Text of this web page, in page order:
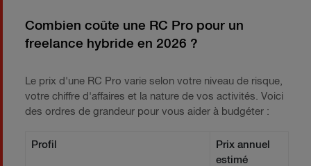
Combien coûte une RC Pro pour un
freelance hybride en 2026 ?
Le prix d'une RC Pro varie selon votre niveau de risque,
votre chiffre d'affaires et la nature de vos activités. Voici
des ordres de grandeur pour vous aider à budgéter :
Profil
Prix annuel
estimé